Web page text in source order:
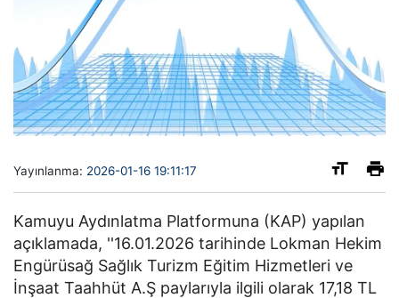
Yayınlanma: 2026-01-16 19:11:17
Kamuyu Aydınlatma Platformuna (KAP) yapılan
açıklamada, ''16.01.2026 tarihinde Lokman Hekim
Engürüsağ Sağlık Turizm Eğitim Hizmetleri ve
İnşaat Taahhüt A.Ş paylarıyla ilgili olarak 17,18 TL